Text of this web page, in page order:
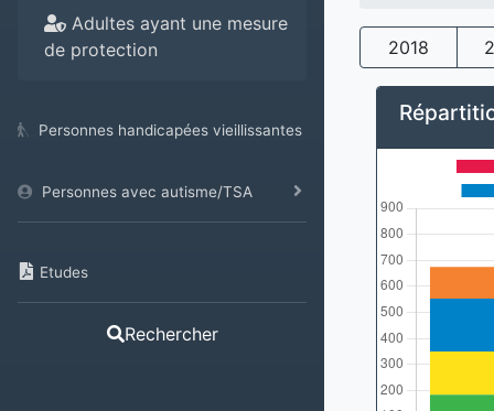
Adultes ayant une mesure
de protection
Personnes handicapées vieillissantes
Personnes avec autisme/TSA
Etudes
Rechercher
2018